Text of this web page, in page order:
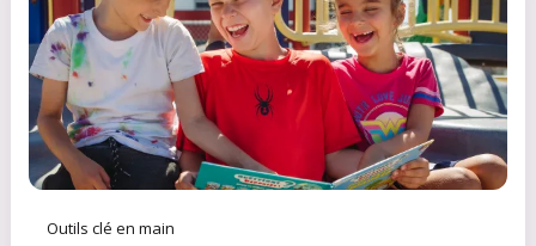
Outils clé en main